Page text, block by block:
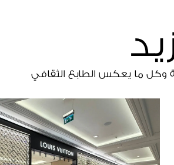
وكل ما يعكس الطابع الثقافي